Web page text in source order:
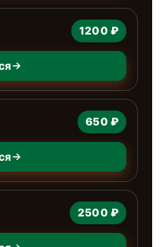
1200 ₽
650 ₽
2500 ₽